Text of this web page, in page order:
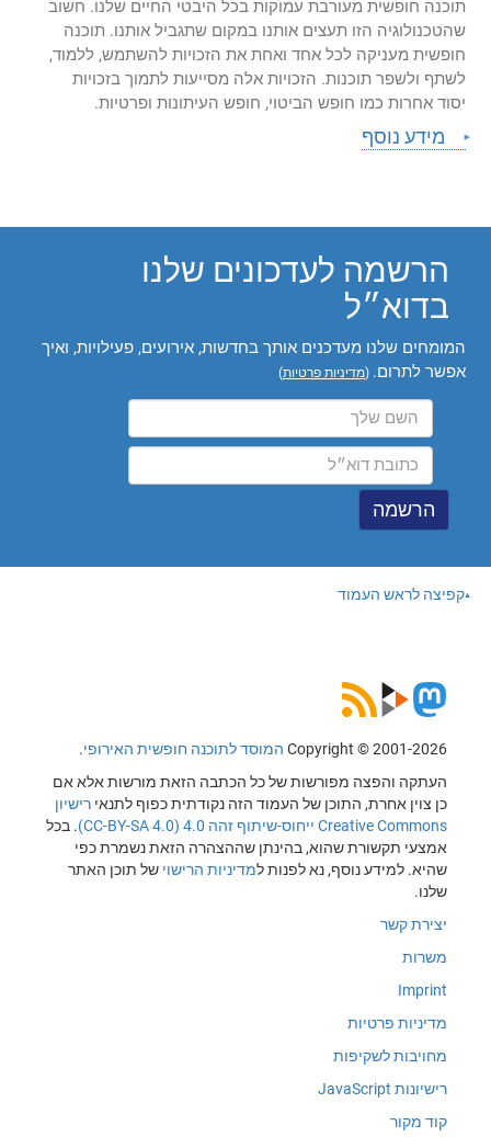
תוכנה חופשית מעורבת עמוקות בכל היבטי החיים שלנו. חשוב
שהטכנולוגיה הזו תעצים אותנו במקום שתגביל אותנו. תוכנה
חופשית מעניקה לכל אחד ואחת את הזכויות להשתמש, ללמוד,
לשתף ולשפר תוכנות. הזכויות אלה מסייעות לתמוך בזכויות
יסוד אחרות כמו חופש הביטוי, חופש העיתונות ופרטיות.
מידע נוסף
הרשמה לעדכונים שלנו
בדוא״ל
המומחים שלנו מעדכנים אותך בחדשות, אירועים, פעילויות, ואיך
אפשר לתרום. (מדיניות פרטיות)
קפיצה לראש העמוד
Copyright © 2001-2026 המוסד לתוכנה חופשית האירופי.
העתקה והפצה מפורשות של כל הכתבה הזאת מורשות אלא אם
כן צוין אחרת, התוכן של העמוד הזה נקודתית כפוף לתנאי רישיון
Creative Commons ייחוס-שיתוף זהה 4.0 (CC-BY-SA 4.0)
. בכל
אמצעי תקשורת שהוא, בהינתן שההצהרה הזאת נשמרת כפי
שהיא. למידע נוסף, נא לפנות למדיניות הרישוי של תוכן האתר
שלנו.
יצירת קשר
משרות
Imprint
מדיניות פרטיות
מחויבות לשקיפות
רישיונות JavaScript
קוד מקור